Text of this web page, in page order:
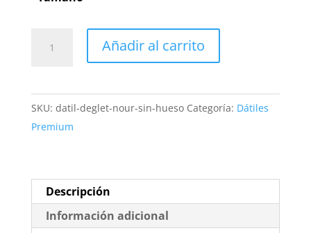
Deglet
sin
Hueso
|
Natural
Sin
Gluten
Añadir al carrito
SKU: datil-deglet-nour-sin-hueso Categoría: Dátiles
Premium
Descripción
Información adicional